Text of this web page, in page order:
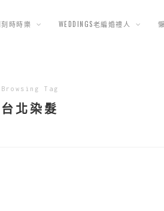
時時樂 WEDDINGS老編婚禮人
Browsing Tag
台北染髮